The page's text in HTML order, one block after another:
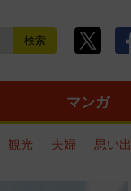
マンガ
観光 夫婦
思い出